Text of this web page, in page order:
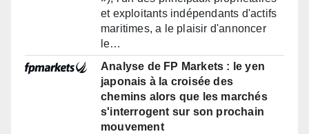
et exploitants indépendants d'actifs
maritimes, a le plaisir d'annoncer
le…
Analyse de FP Markets : le yen
japonais à la croisée des
chemins alors que les marchés
s'interrogent sur son prochain
mouvement